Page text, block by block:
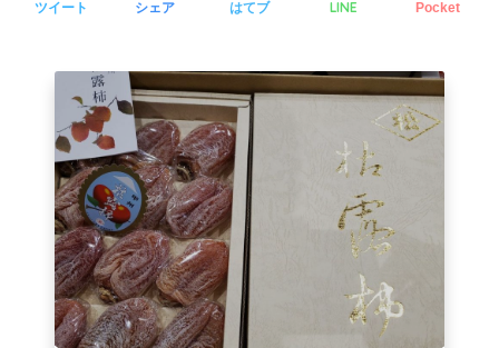
ツイート シェア はてブ LINE Pocket